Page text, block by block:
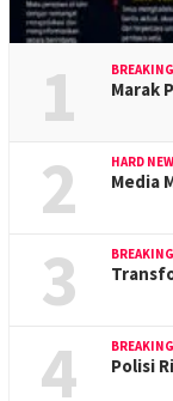
1 Marak
2 HARD
Media
3
4 Polisi